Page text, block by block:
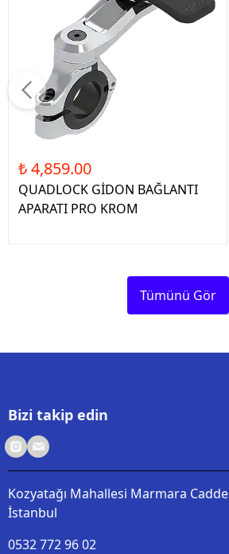
₺ 4,859.00
QUADLOCK GİDON BAĞLANTI
APARATI PRO KROM
Tümünü Gör
Bizi takip edin
Kozyatağı Mahallesi Marmara
İstanbul
0532 772 96 02